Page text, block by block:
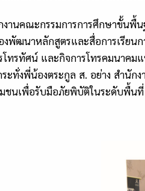
านคณะกรรมการการศึกษาขั้นพื้น
งพัฒนาหลักสูตรและสื่อการเรียน
รโทรทัศน์ และกิจการโทรคมนาค
ะทั่งพี่น้องตระกูล ส. อย่าง สำนั
ชนเพื่อรับมือภัยพิบัติในระดับพื้นที่